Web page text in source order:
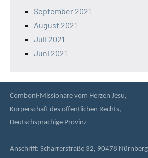
September 2021
August 2021
Juli 2021
Juni 2021
Comboni-Missionare vom Herzen Jesu,
Körperschaft des öffentlichen Rechts,
Deutschsprachige Provinz
Anschrift: Scharrerstraße 32, 90478 Nürnberg